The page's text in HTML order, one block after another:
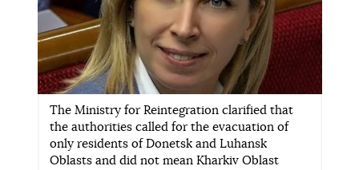
The Ministry for Reintegration clarified that
the authorities called for the evacuation of
only residents of Donetsk and Luhansk
Oblasts and did not mean Kharkiv Oblast